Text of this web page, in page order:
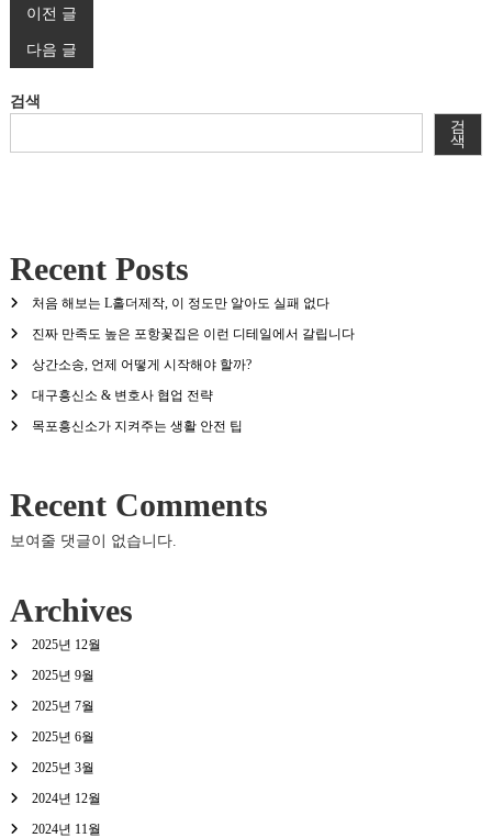
글
탐
색
이전 글
다음 글
검색
검
색
Recent Posts
처음 해보는 L홀더제작, 이 정도만 알아도 실패 없다
진짜 만족도 높은 포항꽃집은 이런 디테일에서 갈립니다
상간소송, 언제 어떻게 시작해야 할까?
대구흥신소 & 변호사 협업 전략
목포흥신소가 지켜주는 생활 안전 팁
Recent Comments
보여줄 댓글이 없습니다.
Archives
2025년 12월
2025년 9월
2025년 7월
2025년 6월
2025년 3월
2024년 12월
2024년 11월